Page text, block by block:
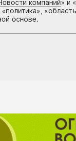
компаний» и «
основе.